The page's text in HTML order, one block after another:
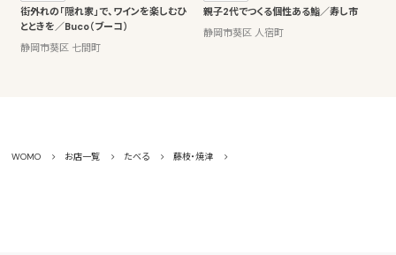
街外れの「隠れ家」で、ワインを楽しむひ
とときを／Buco（ブーコ）
静岡市葵区 七間町
親子2代でつくる個性ある鮨／寿し市
静岡市葵区 人宿町
WOMO お店一覧 たべる 藤枝・焼津